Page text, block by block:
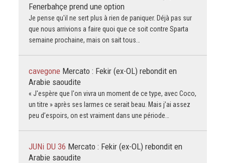
Fenerbahçe prend une option
Je pense qu'il ne sert plus à rien de paniquer. Déjà pas sur
que nous arrivions a faire quoi que ce soit contre Sparta
semaine prochaine, mais on sait tous…
cavegone Mercato : Fekir (ex-OL) rebondit en
Arabie saoudite
« J'espère que l'on vivra un moment de ce type, avec Coco,
un titre » après ses larmes ce serait beau. Mais j’ai assez
peu d’espoirs, on est vraiment dans une période…
JUNi DU 36 Mercato : Fekir (ex-OL) rebondit en
Arabie saoudite